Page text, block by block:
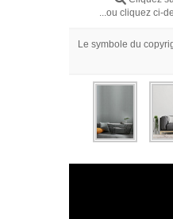
...ou cliquez ci-
Le symbole du